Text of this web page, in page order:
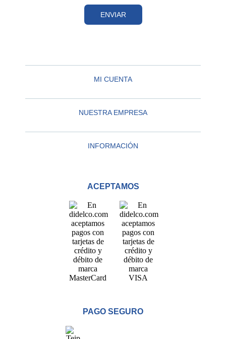
ENVIAR
MI CUENTA
NUESTRA EMPRESA
INFORMACIÓN
ACEPTAMOS
PAGO SEGURO